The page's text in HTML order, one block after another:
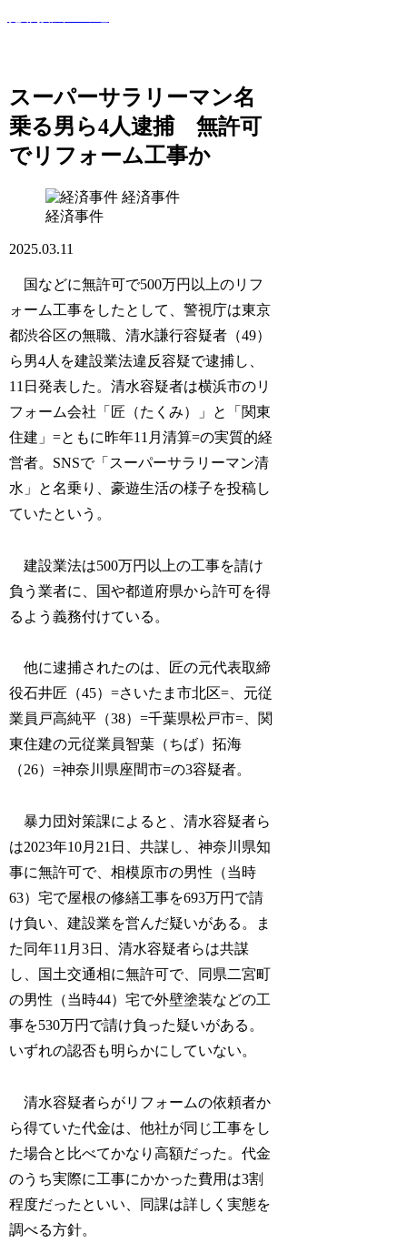
スーパーサラリーマン名
乗る男ら4人逮捕 無許可
でリフォーム工事か
経済事件
経済事件
2025.03.11
国などに無許可で500万円以上のリフ
ォーム工事をしたとして、警視庁は東京
都渋谷区の無職、清水謙行容疑者（49）
ら男4人を建設業法違反容疑で逮捕し、
11日発表した。清水容疑者は横浜市のリ
フォーム会社「匠（たくみ）」と「関東
住建」=ともに昨年11月清算=の実質的経
営者。SNSで「スーパーサラリーマン清
水」と名乗り、豪遊生活の様子を投稿し
ていたという。
建設業法は500万円以上の工事を請け
負う業者に、国や都道府県から許可を得
るよう義務付けている。
他に逮捕されたのは、匠の元代表取締
役石井匠（45）=さいたま市北区=、元従
業員戸高純平（38）=千葉県松戸市=、関
東住建の元従業員智葉（ちば）拓海
（26）=神奈川県座間市=の3容疑者。
暴力団対策課によると、清水容疑者ら
は2023年10月21日、共謀し、神奈川県知
事に無許可で、相模原市の男性（当時
63）宅で屋根の修繕工事を693万円で請
け負い、建設業を営んだ疑いがある。ま
た同年11月3日、清水容疑者らは共謀
し、国土交通相に無許可で、同県二宮町
の男性（当時44）宅で外壁塗装などの工
事を530万円で請け負った疑いがある。
いずれの認否も明らかにしていない。
清水容疑者らがリフォームの依頼者か
ら得ていた代金は、他社が同じ工事をし
た場合と比べてかなり高額だった。代金
のうち実際に工事にかかった費用は3割
程度だったといい、同課は詳しく実態を
調べる方針。